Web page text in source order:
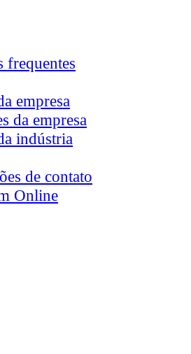
frequentes
empresa
da empresa
indústria
de contato
Online